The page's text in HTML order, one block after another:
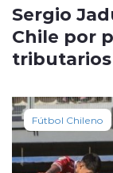
Sergio
Chile por
Fútbol Chileno